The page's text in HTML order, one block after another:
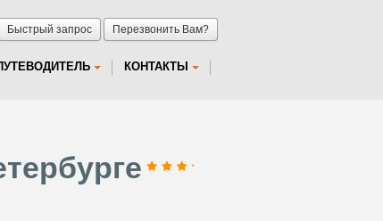
Быстрый запрос Перезвонить Вам?
КОНТАКТЫ